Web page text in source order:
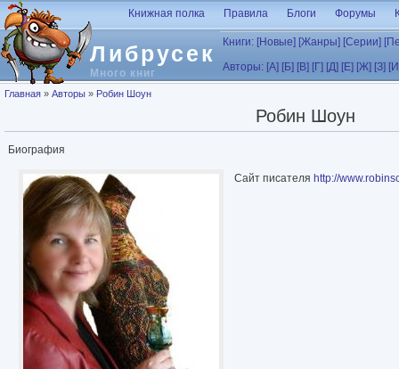
Перейти к основному содержанию
Либрусек
Много книг
Книжная полка Правила Блоги Форумы
Книги: [Новые] [Жанры] [Серии]
Авторы: [А] [Б] [В] [Г] [Д] [Е] [Ж] [З]
Вы здесь
Главная » Авторы » Робин Шоун
Робин Шоун
Биография
Сайт писателя http://